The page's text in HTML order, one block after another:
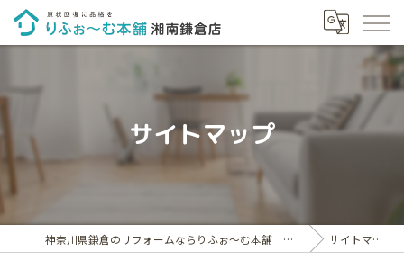
サイトマップ
神奈川県鎌倉のリフォームならりふぉ～む本舗 湘南鎌倉店 サイトマップ